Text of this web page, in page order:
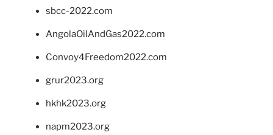
sbcc-2022.com
AngolaOilAndGas2022.com
Convoy4Freedom2022.com
grur2023.org
hkhk2023.org
napm2023.org